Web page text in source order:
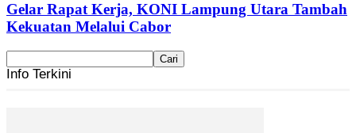
Gelar Rapat Kerja, KONI Lampung Utara Tambah
Kekuatan Melalui Cabor
Info Terkini